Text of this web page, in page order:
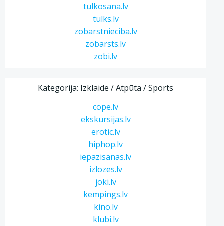
tulkosana.lv
tulks.lv
zobarstnieciba.lv
zobarsts.lv
zobi.lv
Kategorija: Izklaide / Atpūta / Sports
cope.lv
ekskursijas.lv
erotic.lv
hiphop.lv
iepazisanas.lv
izlozes.lv
joki.lv
kempings.lv
kino.lv
klubi.lv